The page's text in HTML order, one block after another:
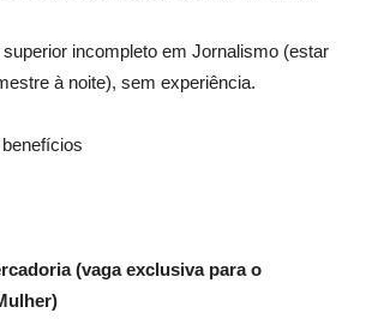
incompleto em Jornalismo (estar
à noite), sem experiência.
(vaga exclusiva para o